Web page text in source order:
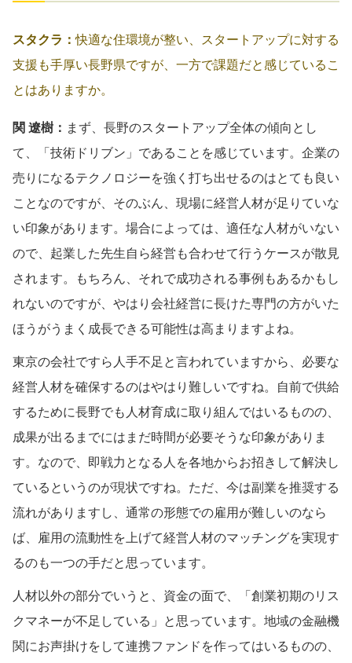
スタクラ：快適な住環境が整い、スタートアップに対する
支援も手厚い長野県ですが、一方で課題だと感じているこ
とはありますか。
関 遼樹： まず、長野のスタートアップ全体の傾向とし
て、「技術ドリブン」であることを感じています。企業の
売りになるテクノロジーを強く打ち出せるのはとても良い
ことなのですが、そのぶん、現場に経営人材が足りていな
い印象があります。場合によっては、適任な人材がいない
ので、起業した先生自ら経営も合わせて行うケースが散見
されます。もちろん、それで成功される事例もあるかもし
れないのですが、やはり会社経営に長けた専門の方がいた
ほうがうまく成長できる可能性は高まりますよね。
東京の会社ですら人手不足と言われていますから、必要な
経営人材を確保するのはやはり難しいですね。自前で供給
するために長野でも人材育成に取り組んではいるものの、
成果が出るまでにはまだ時間が必要そうな印象がありま
す。なので、即戦力となる人を各地からお招きして解決し
ているというのが現状ですね。ただ、今は副業を推奨する
流れがありますし、通常の形態での雇用が難しいのなら
ば、雇用の流動性を上げて経営人材のマッチングを実現す
るのも一つの手だと思っています。
人材以外の部分でいうと、資金の面で、「創業初期のリス
クマネーが不足している」と思っています。地域の金融機
関にお声掛けをして連携ファンドを作ってはいるものの、